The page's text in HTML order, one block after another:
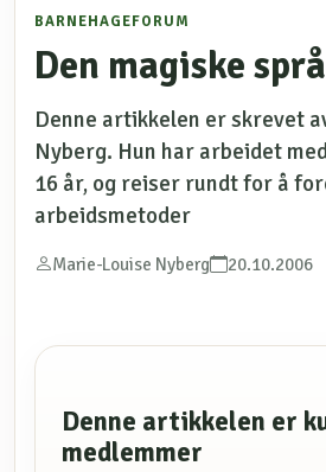
BARNEHAGEFORUM
Den magiske
Denne artikkelen er skrevet
Nyberg. Hun har arbeidet
16 år, og reiser rundt for å
arbeidsmetoder
Marie-Louise Nyberg 20.10.2006
Denne artikkelen er
medlemmer